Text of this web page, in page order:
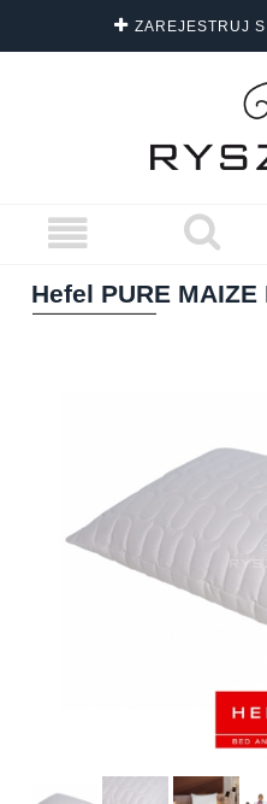
ZAREJESTRUJ
DARMOWA DOSTAWA
Hefel PURE